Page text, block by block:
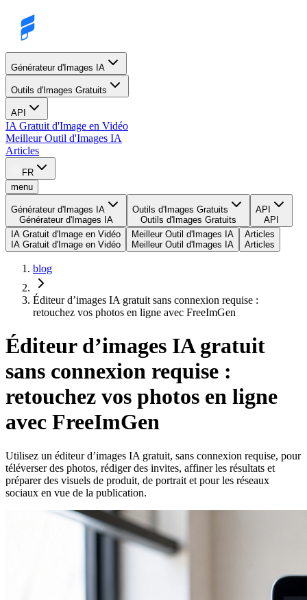
Générateur d'Images IA
Outils d'Images Gratuits
API
IA Gratuit d'Image en Vidéo
Meilleur Outil d'Images IA
Articles
FR
menu
Générateur d'Images IA
Générateur d'Images IA
Outils d'Images Gratuits
Outils d'Images Gratuits
API
API
IA Gratuit d'Image en Vidéo
IA Gratuit d'Image en Vidéo
Meilleur Outil d'Images IA
Meilleur Outil d'Images IA
Articles
Articles
blog
Éditeur d’images IA gratuit sans connexion requise :
retouchez vos photos en ligne avec FreeImGen
Éditeur d’images IA gratuit
sans connexion requise :
retouchez vos photos en ligne
avec FreeImGen
Utilisez un éditeur d’images IA gratuit, sans connexion requise, pour
téléverser des photos, rédiger des invites, affiner les résultats et
préparer des visuels de produit, de portrait et pour les réseaux
sociaux en vue de la publication.